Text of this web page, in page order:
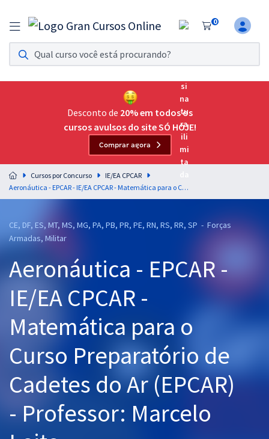
0
Assinatura Ilimitada 11
Acesso a todos os cursos. Teste grátis por 7 dias!
Assinatura OAB Até Passar
Acesso ilimitado a toda preparação para o Exame da
Residências Multiprofissionais
Preparação completa e intensiva para as principais
residências em saúde do Brasil
Assinatura Ilimitada
Cursos 20% OFF
Graduação
OAB
Mentorias
Questões grátis
Conteúdo gratuito
Desconto de 20% em todos os
cursos avulsos do site SÓ HOJE!
Comprar agora
Cursos por Concurso
IE/EA CPCAR
Aeronáutica - EPCAR - IE/EA CPCAR - Matemática para o Curso Preparatório de Cadetes do Ar (EPCAR) - Professor: Marcelo Leite
CE, DF, ES, MT, MS, MG, PA, PB, PR, PE, RN, RS, RR, SP - Forças
Armadas, Militar
Aeronáutica - EPCAR -
IE/EA CPCAR -
Matemática para o
Curso Preparatório de
Cadetes do Ar (EPCAR)
- Professor: Marcelo